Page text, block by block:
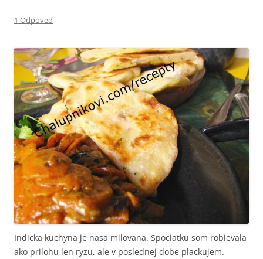
1 Odpoveď
Indicka kuchyna je nasa milovana. Spociatku som robievala
ako prilohu len ryzu, ale v poslednej dobe plackujem.